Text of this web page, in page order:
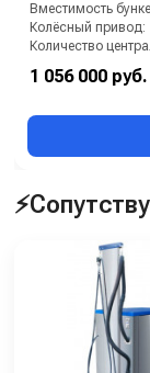
Вместимость
Колёсный привод:
Рабочая ширина
1 056 000 руб.